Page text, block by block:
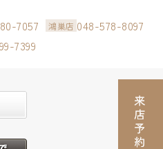
7057 鴻巣店 048-578-8097
7399